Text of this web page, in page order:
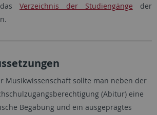
Verzeichnis der Studiengänge der
Musikwissenschaft sollte man neben der
(Abitur) eine
Begabung und ein ausgeprägtes